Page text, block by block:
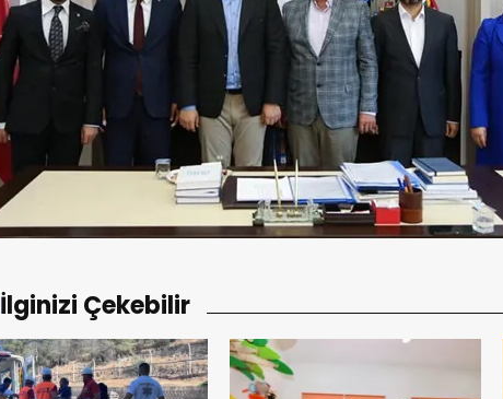
İlginizi Çekebilir